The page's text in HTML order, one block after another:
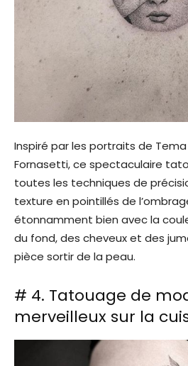
Inspiré par les portraits de
Fornasetti, ce spectaculaire
toutes les techniques de
texture en pointillés de
étonnamment bien avec la
du fond, des cheveux et des
pièce sortir de la peau.
# 4. Tatouage de
merveilleux sur la